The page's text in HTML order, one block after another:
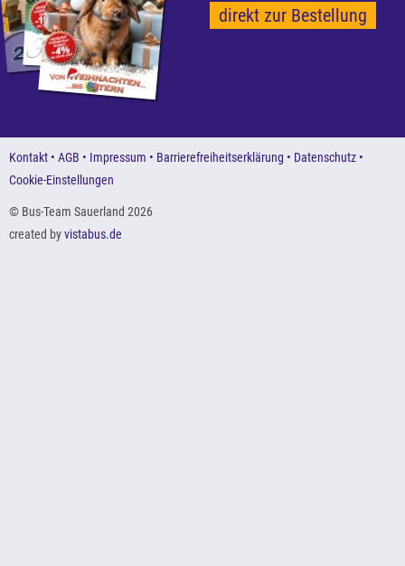
direkt zur Bestellung
Kontakt AGB Impressum Barrierefreiheitserklärung
Datenschutz
Cookie-Einstellungen
© Bus-Team Sauerland 2026
created byvistabus.de